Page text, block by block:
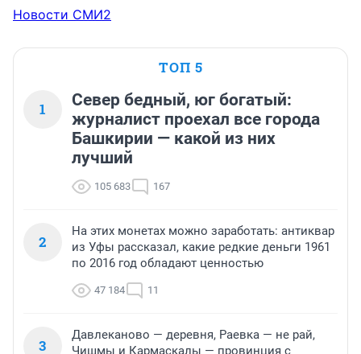
Новости СМИ2
ТОП 5
1
Север бедный, юг богатый:
журналист проехал все города
Башкирии — какой из них
лучший
105 683 167
2
На этих монетах можно заработать: антиквар
из Уфы рассказал, какие редкие деньги 1961
по 2016 год обладают ценностью
47 184 11
3
Давлеканово — деревня, Раевка — не рай,
Чишмы и Кармаскалы — провинция с